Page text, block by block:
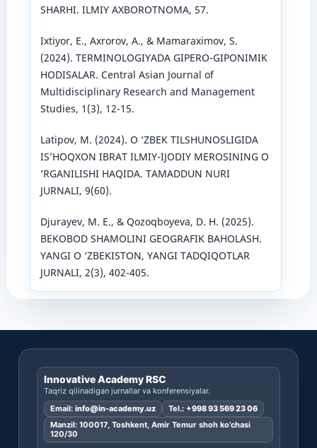
SHARHI. ILMIY AXBOROTNOMA, 57.
Ixtiyor, E., Axrorov, A., & Mamaraximov, S.
(2024). TERMINOLOGIYADA GIPERO-GIPONIMIK
HODISALAR. Central Asian Journal of
Multidisciplinary Research and Management
Studies, 1(3), 12-15.
Latipov, M. (2024). O ‘ZBEK TILSHUNOSLIGIDA
IS’HOQXON IBRAT ILMIY-IJODIY MEROSINING O
‘RGANILISHI HAQIDA. TAMADDUN NURI
JURNALI, 9(60).
Djurayev, M. E., & Qozoqboyeva, D. H. (2025).
BEKOBOD SHAMOLINI GEOGRAFIK BAHOLASH.
YANGI O ‘ZBEKISTON, YANGI TADQIQOTLAR
JURNALI, 2(3), 402-405.
Innovative Academy RSC
Taqriz qilinadigan jurnallar va konferensiyalar.
Email: info@in-academy.uz Tel.: +998 93 569 23 06
Manzil: 100017, Toshkent, Amir Temur shoh ko’chasi
120/30